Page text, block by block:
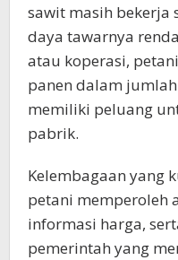
sawit masih bekerja
daya tawarnya
atau koperasi,
panen dalam
memiliki peluang
pabrik.
Kelembagaan yang
petani memperoleh
informasi harga,
pemerintah yang